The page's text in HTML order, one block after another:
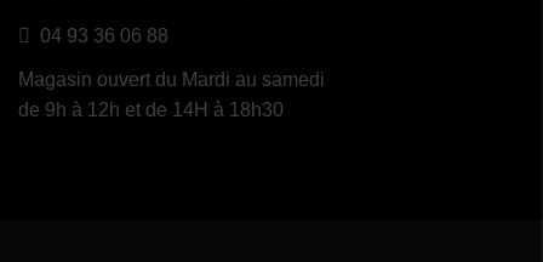
04 93 36 06 88
Magasin ouvert du Mardi au samedi
de 9h à 12h et de 14H à 18h30